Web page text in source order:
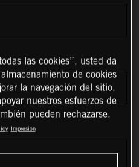
las cookies”, usted da
de cookies
la navegación del sitio,
nuestros esfuerzos de
pueden rechazarse.
Impresión